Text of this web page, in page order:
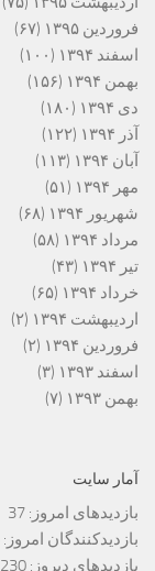
فروردین ۱۳۹۵
(۶۷)
اسفند ۱۳۹۴
(۱۰۰)
بهمن ۱۳۹۴
(۱۵۶)
دی ۱۳۹۴
(۱۸۰)
آذر ۱۳۹۴
(۱۲۲)
آبان ۱۳۹۴
(۱۱۳)
مهر ۱۳۹۴
(۵۱)
شهریور ۱۳۹۴
(۶۸)
مرداد ۱۳۹۴
(۵۸)
تیر ۱۳۹۴
(۴۳)
خرداد ۱۳۹۴
(۶۵)
اردیبهشت ۱۳۹۴
(۲)
فروردین ۱۳۹۴
(۲)
اسفند ۱۳۹۳
(۳)
بهمن ۱۳۹۳
(۷)
آمار سایت
بازدیدهای امروز: 37
بازدیدکنندگان امروز:
بازدیدهای دیروز: 230